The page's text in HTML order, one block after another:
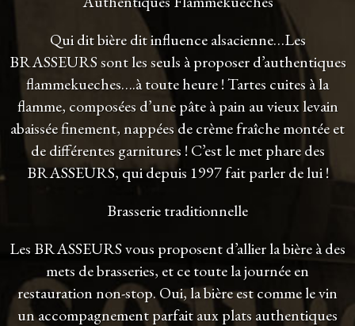
Qui dit bière dit influence alsacienne…Les
BRASSEURS sont les seuls à proposer d’authentiques
flammekueches….à toute heure ! Tartes cuites à la
flamme, composées d’une pâte à pain au vieux levain
abaissée finement, nappées de crème fraîche montée et
de différentes garnitures ! C’est le met phare des
BRASSEURS, qui depuis 1997 fait parler de lui !
Brasserie traditionnelle
Les BRASSEURS vous proposent d’allier la bière à des
mets de brasseries, et ce toute la journée en
restauration non-stop. Oui, la bière est comme le vin
un accompagnement parfait aux plats authentiques